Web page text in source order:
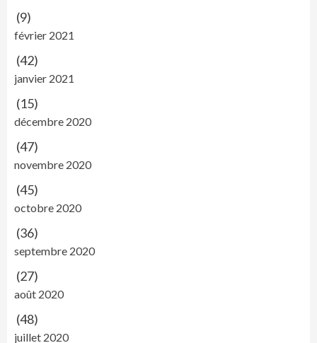
(9)
février 2021
(42)
janvier 2021
(15)
décembre 2020
(47)
novembre 2020
(45)
octobre 2020
(36)
septembre 2020
(27)
août 2020
(48)
juillet 2020